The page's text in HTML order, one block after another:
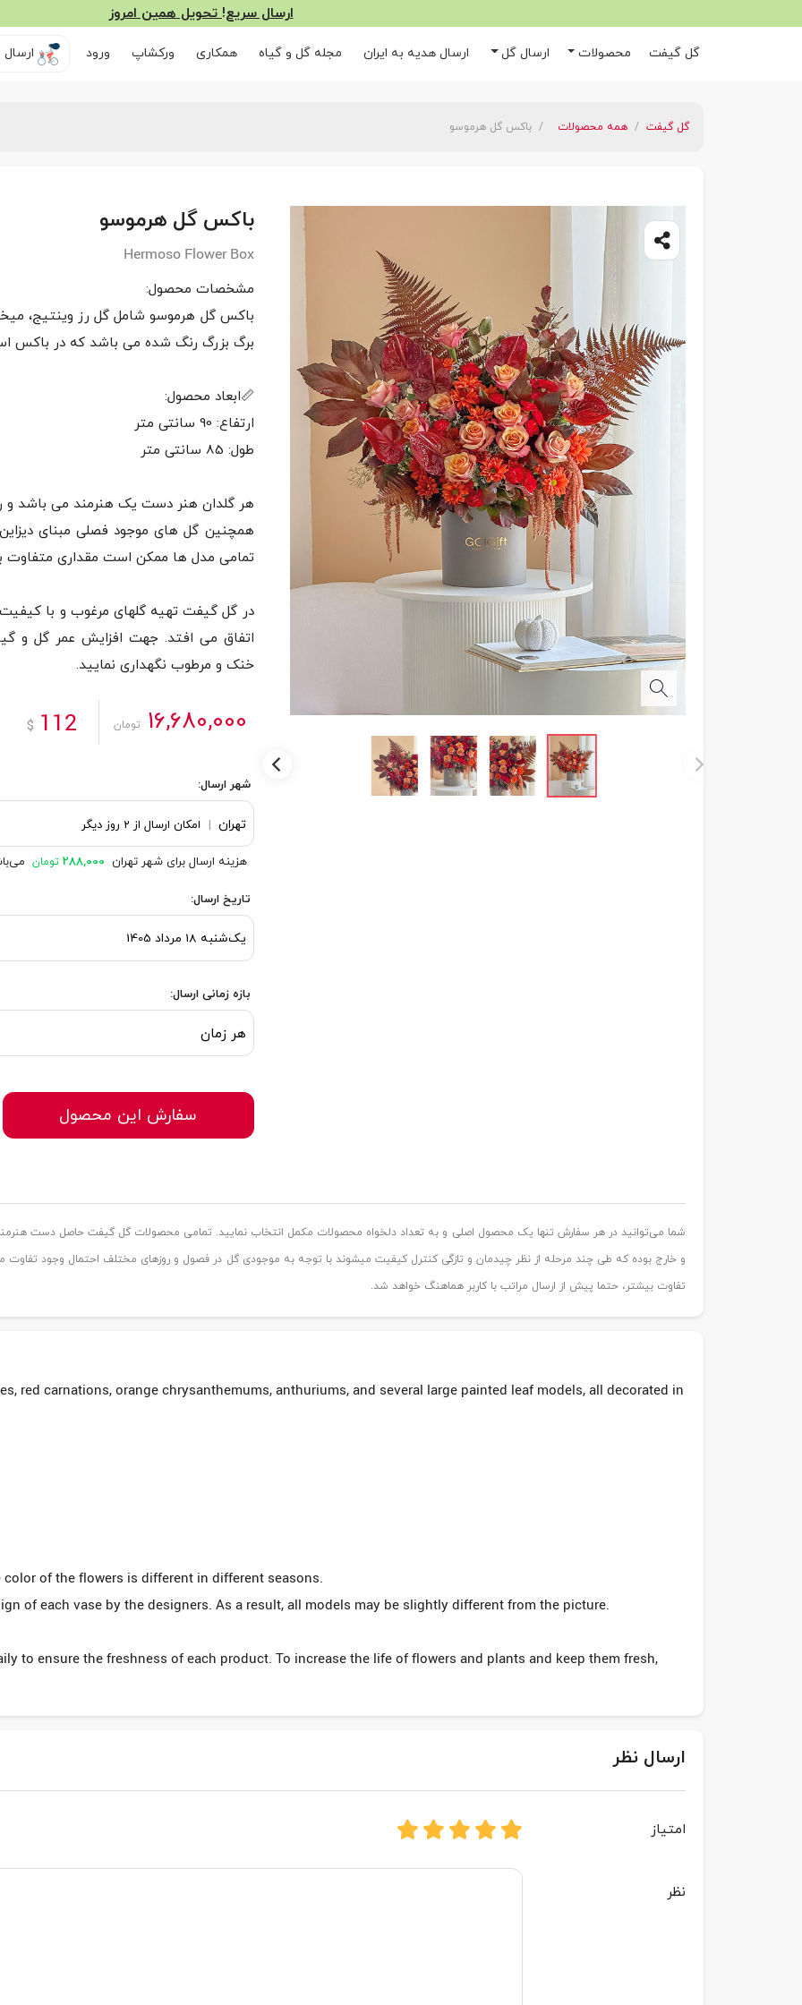
ارسال سریع! تحویل همین امروز
گل گیفت محصولات ارسال گل ارسال هدیه به ایران مجله گل و گیاه همکاری ورکشاپ ورود ارسال
گل گیفت همه محصولات باکس گل هرموسو
باکس گل هرموسو
Hermoso Flower Box
باکس گل هرموسو شامل گل رز وینتیج،
همچنین گل های موجود فصلی مبنای
در گل گیفت تهیه گلهای مرغوب و با
اتفاق می افتد. جهت افزایش عمر گل و
خنک و مرطوب نگهداری نمایید.
16,680,000 تومان 112
$
شهر ارسال:
تهران | امکان ارسال از 2 روز دیگر
هزینه ارسال برای شهر تهران 288,000 تومان
تاریخ ارسال:
بازه زمانی ارسال:
هر زمان
سفارش این محصول
شما می‌توانید در هر سفارش تنها یک محصول اصلی و به تعداد دلخواه محصولات مکمل انتخاب نمایید. تمامی محصولات گل گیفت حاصل دست
تفاوت بیشتر، حتما پیش از ارسال مراتب با کاربر هماهنگ خواهد شد.
red carnations, orange chrysanthemums, anthuriums, and several large painted leaf models, all decorated in
of the flowers is different in different seasons.
of each vase by the designers. As a result, all models may be slightly different from the picture.
to ensure the freshness of each product. To increase the life of flowers and plants and keep them fresh,
ارسال نظر
امتیاز
نظر